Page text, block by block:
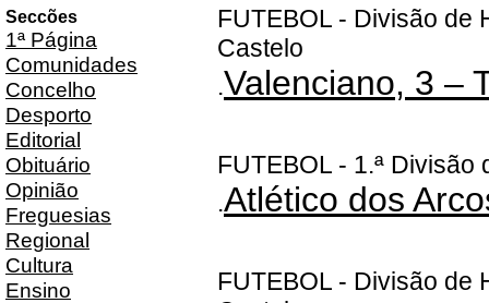
Seccões
1ª Página
Comunidades
Concelho
Desporto
Editorial
Obituário
Opinião
Freguesias
Regional
Cultura
Ensino
FUTEBOL - Divisão de
Castelo
.Valenciano, 3 –
FUTEBOL - 1.ª Divisão
.Atlético dos
FUTEBOL - Divisão de